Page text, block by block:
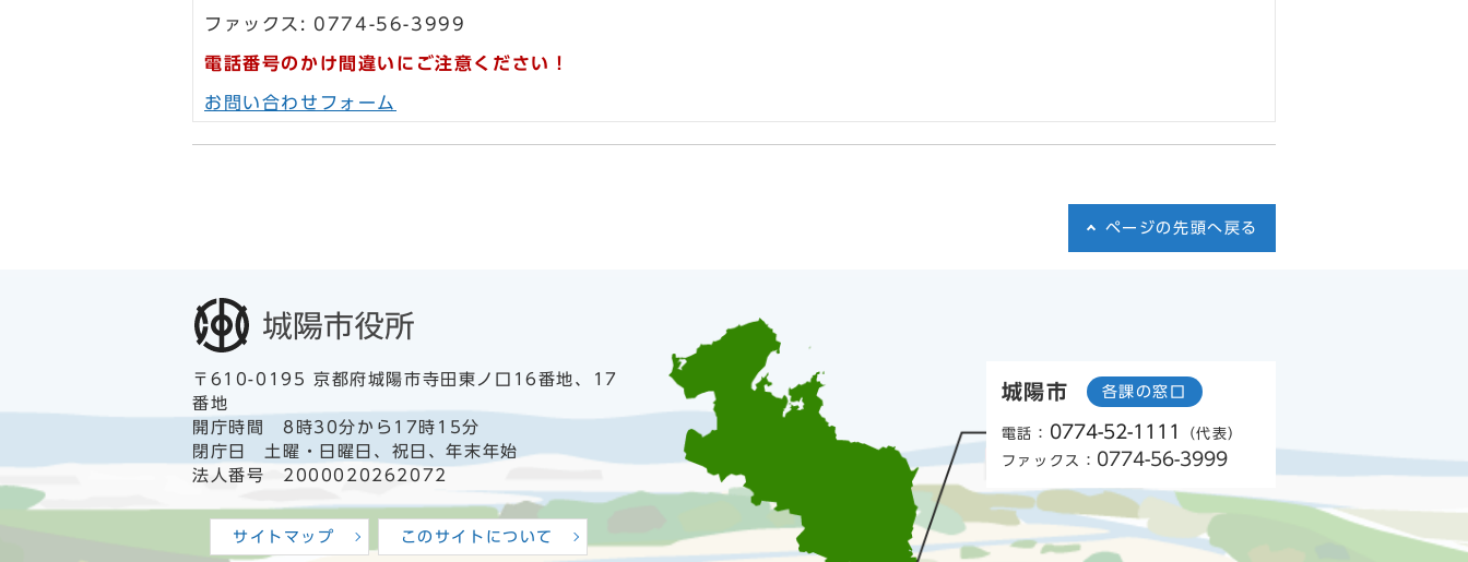
ファックス: 0774-56-3999
電話番号のかけ間違いにご注意ください！
お問い合わせフォーム
ページの先頭へ戻る
〒610-0195 京都府城陽市寺田東ノ口16番地、17
番地
開庁時間 8時30分から17時15分
閉庁日 土曜・日曜日、祝日、年末年始
法人番号 2000020262072
サイトマップ このサイトについて
城陽市 各課の窓口
電話： 0774-52-1111
（代表）
ファックス： 0774-56-3999